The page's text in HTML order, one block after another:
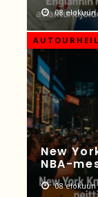
08 elokuun
New
NBA-
08 elokuun